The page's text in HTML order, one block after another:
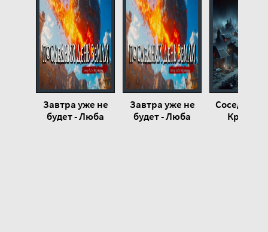
Завтра уже не
будет - Люба
Завтра уже не
будет - Люба
Соседи -